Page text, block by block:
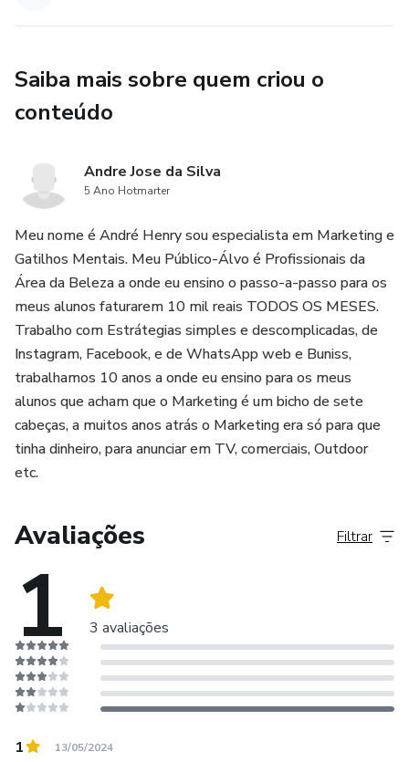
Saiba mais sobre quem criou o
conteúdo
Andre Jose da Silva
5 Ano Hotmarter
Meu nome é André Henry sou especialista em Marketing e
Gatilhos Mentais. Meu Público-Álvo é Profissionais da
Área da Beleza a onde eu ensino o passo-a-passo para os
meus alunos faturarem 10 mil reais TODOS OS MESES.
Trabalho com Estrátegias simples e descomplicadas, de
Instagram, Facebook, e de WhatsApp web e Buniss,
trabalhamos 10 anos a onde eu ensino para os meus
alunos que acham que o Marketing é um bicho de sete
cabeças, a muitos anos atrás o Marketing era só para que
tinha dinheiro, para anunciar em TV, comerciais, Outdoor
etc.
Avaliações
1 3 avaliações
Filtrar
1 13/05/2024